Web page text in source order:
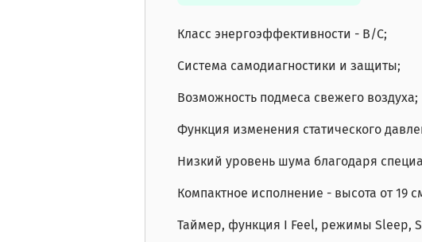
Класс энергоэффективности - B/C;
Система самодиагностики и защиты;
Возможность подмеса свежего воздуха;
Функция изменения статического
Низкий уровень шума благодаря
Компактное исполнение - высота от 19
Таймер, функция I Feel, режимы Sleep,